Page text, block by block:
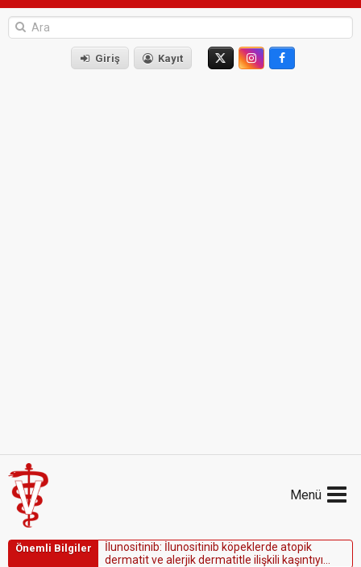
Giriş Kayıt
Menü
Önemli Bilgiler İ unositinib: İ unositinib köpekerde atopik
dermatitve a erjikdermatite i işki i kaşıntıyı